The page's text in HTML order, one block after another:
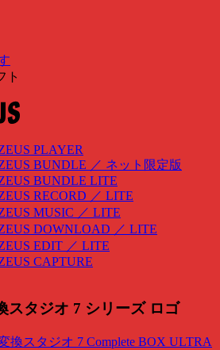
ト
PLAYER
BUNDLE ／ ネット限定版
BUNDLE LITE
RECORD ／ LITE
MUSIC ／ LITE
DOWNLOAD ／ LITE
EDIT ／ LITE
CAPTURE
換スタジオ 7 Complete BOX ULTRA